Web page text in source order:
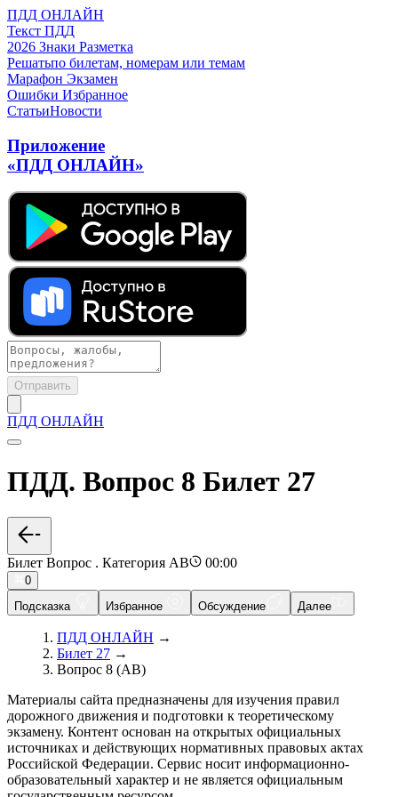
ПДД ОНЛАЙН
Текст ПДД
2026 Знаки Разметка
Решатьпо билетам, номерам или темам
Марафон Экзамен
Ошибки Избранное
СтатьиНовости
Приложение
«ПДД ОНЛАЙН»
Отправить
ПДД ОНЛАЙН
ПДД. Вопрос 8 Билет 27
Билет Вопрос . Категория AB 00:00
0
Подсказка
Избранное Обсуждение Далее
ПДД ОНЛАЙН →
Билет 27 →
Вопрос 8 (AB)
Материалы сайта предназначены для изучения правил
дорожного движения и подготовки к теоретическому
экзамену. Контент основан на открытых официальных
источниках и действующих нормативных правовых актах
Российской Федерации. Сервис носит информационно-
образовательный характер и не является официальным